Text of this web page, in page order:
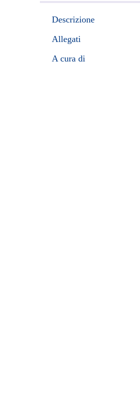
Descrizione
Allegati
A cura di